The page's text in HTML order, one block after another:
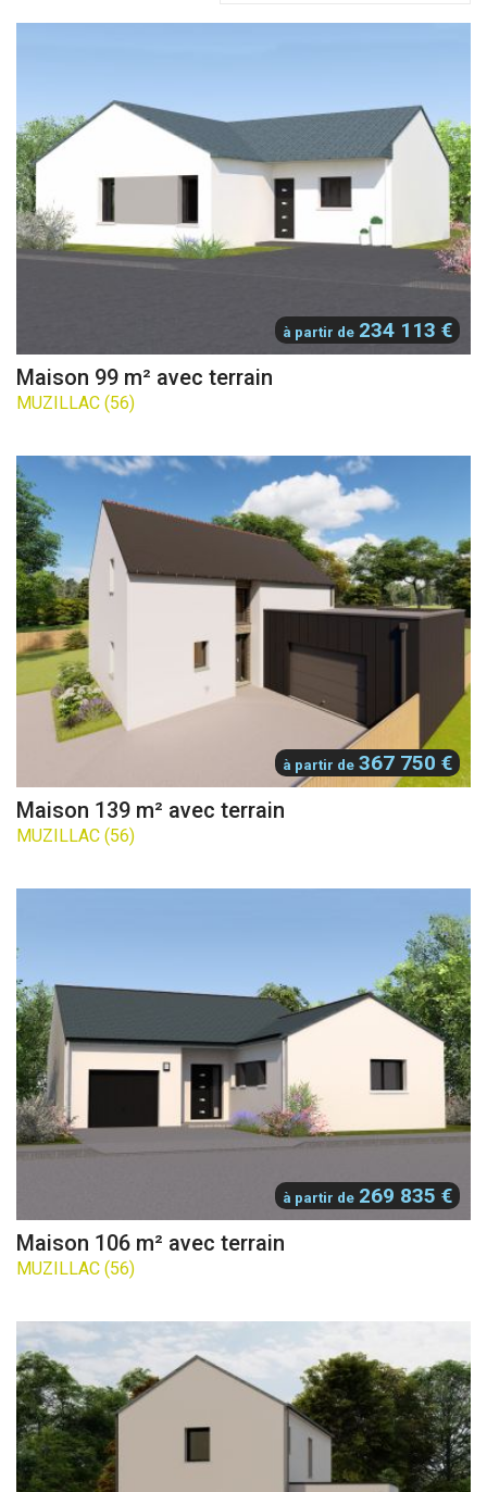
à partir de 234 113 €
Maison 99 m² avec terrain
MUZILLAC (56)
à partir de 367 750 €
Maison 139 m² avec terrain
MUZILLAC (56)
à partir de 269 835 €
Maison 106 m² avec terrain
MUZILLAC (56)